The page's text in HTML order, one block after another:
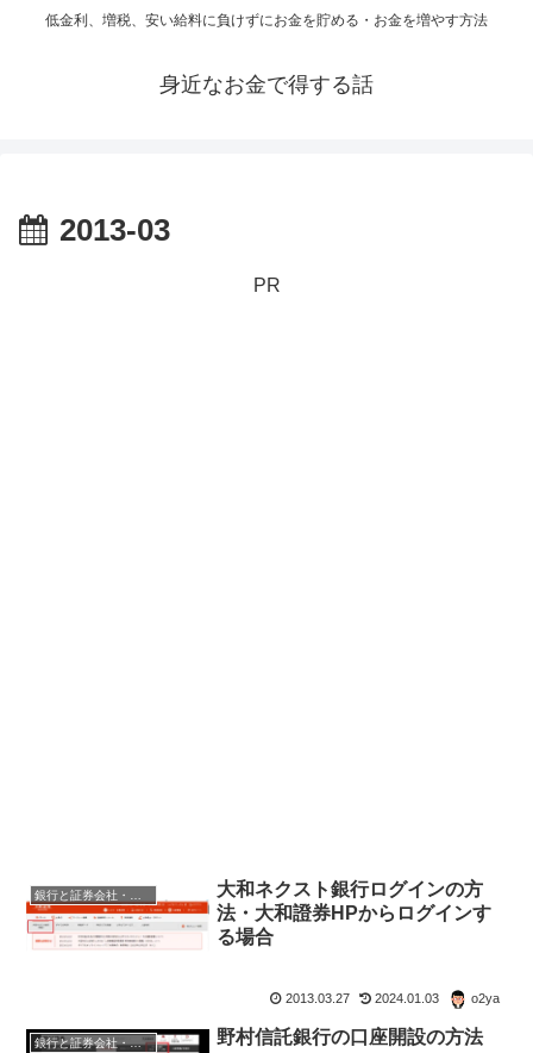
低金利、増税、安い給料に負けずにお金を貯める・お金を増やす方法
身近なお金で得する話
2013-03
PR
大和ネクスト銀行ログインの方
法・大和證券HPからログインす
る場合
2013.03.27 2024.01.03 o2ya
銀行と証券会社・金融商品 野村信託銀行の口座開設の方法